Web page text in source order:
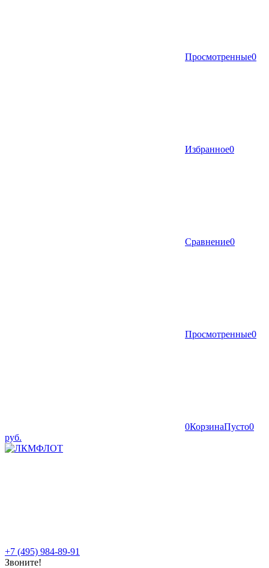
Просмотренные0
Избранное0
Сравнение0
Просмотренные0
0КорзинаПусто0
руб.
+7 (495) 984-89-91
Звоните!